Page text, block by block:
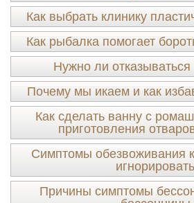
Как выбрать клинику
Как рыбалка помогает
Нужно ли отказываться
Почему мы икаем и как
Как сделать ванну с
приготовления
Симптомы обезвоживания
игнорировать
Причины симптомы